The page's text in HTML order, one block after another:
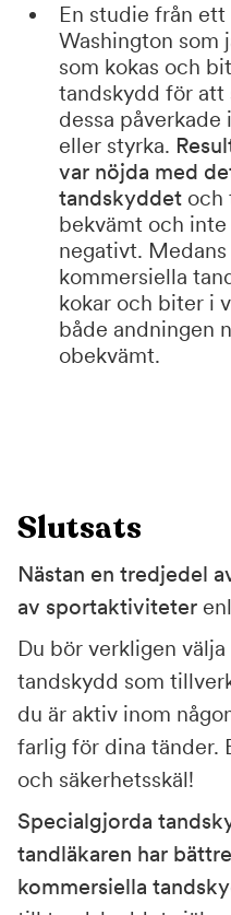
En studie från
Washington som
som kokas och
tandskydd för att
dessa
eller styrka.
var nöjda med
tandskyddet och
bekvämt och
negativt.
kommersiella
kokar och biter i
både andningen
obekvämt.
Slutsats
Nästan en tredjedel
av sportaktiviteter
Du bör verkligen
tandskydd som
du är aktiv inom
farlig för dina tänder.
och säkerhetsskäl!
Specialgjorda
tandläkaren har
kommersiella